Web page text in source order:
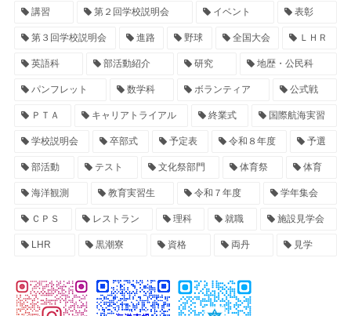
講習 第２回学校説明会 イベント 表彰
第３回学校説明会 進路 野球 全国大会 ＬＨＲ
英語科 部活動紹介 研究 地歴・公民科
パンフレット 数学科 ボランティア 公式戦
ＰＴＡ キャリアトライアル 終業式 国際航海実習
学校説明会 卒部式 予定表 令和８年度 予選
部活動 テスト 文化祭部門 体育祭 体育
海洋観測 教育実習生 令和７年度 学年集会
ＣＰＳ レストラン 理科 就職 施設見学会
LHR 黒潮寮 資格 両丹 見学